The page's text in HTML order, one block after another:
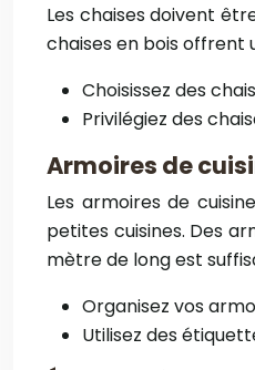
Les chaises doivent
chaises en bois offrent
Choisissez des
Privilégiez des
Armoires de
Les armoires de
petites cuisines. Des
mètre de long est
Organisez vos
Utilisez des